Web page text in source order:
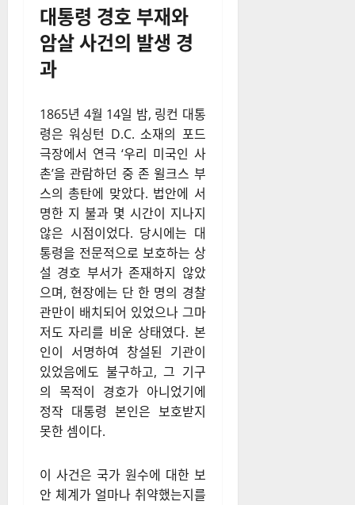
대통령 경호 부재와
암살 사건의 발생 경
과
1865년 4월 14일 밤, 링컨 대통
령은 워싱턴 D.C. 소재의 포드
극장에서 연극 ‘우리 미국인 사
촌’을 관람하던 중 존 윌크스 부
스의 총탄에 맞았다. 법안에 서
명한 지 불과 몇 시간이 지나지
않은 시점이었다. 당시에는 대
통령을 전문적으로 보호하는 상
설 경호 부서가 존재하지 않았
으며, 현장에는 단 한 명의 경찰
관만이 배치되어 있었으나 그마
저도 자리를 비운 상태였다. 본
인이 서명하여 창설된 기관이
있었음에도 불구하고, 그 기구
의 목적이 경호가 아니었기에
정작 대통령 본인은 보호받지
못한 셈이다.
이 사건은 국가 원수에 대한 보
안 체계가 얼마나 취약했는지를